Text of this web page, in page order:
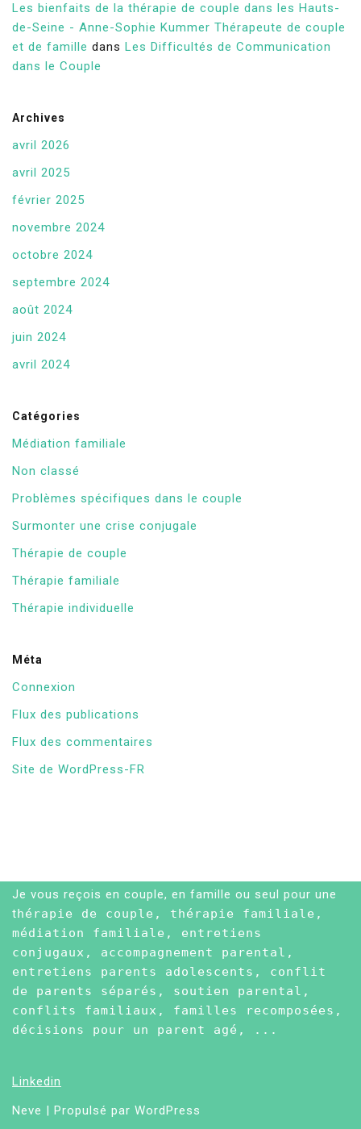
Les bienfaits de la thérapie de couple dans les Hauts-
de-Seine - Anne-Sophie Kummer Thérapeute de couple
et de famille dans Les Difficultés de Communication
dans le Couple
Archives
avril 2026
avril 2025
février 2025
novembre 2024
octobre 2024
septembre 2024
août 2024
juin 2024
avril 2024
Catégories
Médiation familiale
Non classé
Problèmes spécifiques dans le couple
Surmonter une crise conjugale
Thérapie de couple
Thérapie familiale
Thérapie individuelle
Méta
Connexion
Flux des publications
Flux des commentaires
Site de WordPress-FR
Je vous reçois en couple, en famille ou seul pour une
thérapie de couple, thérapie familiale,
médiation familiale, entretiens
conjugaux, accompagnement parental,
entretiens parents adolescents, conflit
de parents séparés, soutien parental,
conflits familiaux, familles recomposées,
décisions pour un parent agé, ...
Linkedin
Neve | Propulsé par WordPress